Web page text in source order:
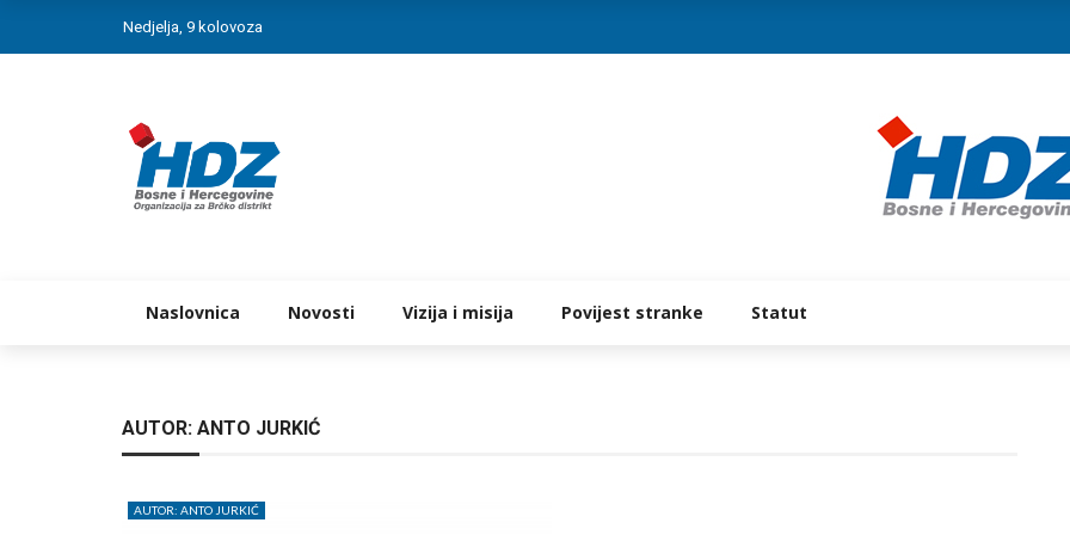
Nedjelja, 9 kolovoza
Naslovnica Novosti Vizija i misija Povijest stranke Statut
AUTOR: ANTO JURKIĆ
AUTOR: ANTO JURKIĆ